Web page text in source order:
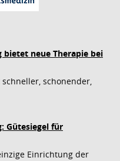
neue Therapie bei
schonender,
Gütesiegel für
Einrichtung der